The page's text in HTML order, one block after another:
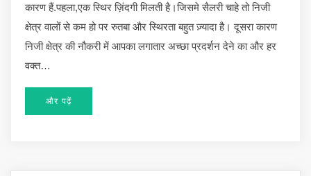
कारण हैं.पहला,एक स्थिर ज़िंदगी मिलती है।जिसमे सैलरी चाहे तो निजी
क्षेत्र वालों से कम हो पर रुतबा और स्थिरता बहुत ज़्यादा है। दूसरा कारण
निजी क्षेत्र की नौकरी में आपका लगातार अच्छा प्रदर्शन देने का और हर
वक्त…
और पढ़ें